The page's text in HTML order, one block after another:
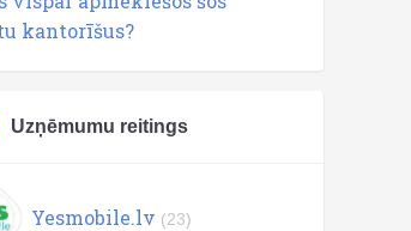
kantorīšus?
Uzņēmumu reitings
Yesmobile.lv (23)